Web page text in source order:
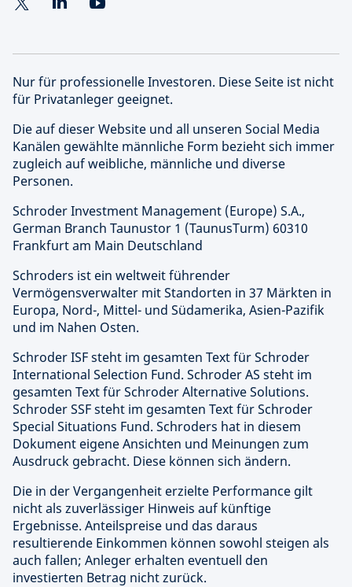
Nur für professionelle Investoren. Diese Seite ist nicht
für Privatanleger geeignet.
Die auf dieser Website und all unseren Social Media
Kanälen gewählte männliche Form bezieht sich immer
zugleich auf weibliche, männliche und diverse
Personen.
Schroder Investment Management (Europe) S.A.,
German Branch Taunustor 1 (TaunusTurm) 60310
Frankfurt am Main Deutschland
Schroders ist ein weltweit führender
Vermögensverwalter mit Standorten in 37 Märkten in
Europa, Nord-, Mittel- und Südamerika, Asien-Pazifik
und im Nahen Osten.
Schroder ISF steht im gesamten Text für Schroder
International Selection Fund. Schroder AS steht im
gesamten Text für Schroder Alternative Solutions.
Schroder SSF steht im gesamten Text für Schroder
Special Situations Fund. Schroders hat in diesem
Dokument eigene Ansichten und Meinungen zum
Ausdruck gebracht. Diese können sich ändern.
Die in der Vergangenheit erzielte Performance gilt
nicht als zuverlässiger Hinweis auf künftige
Ergebnisse. Anteilspreise und das daraus
resultierende Einkommen können sowohl steigen als
auch fallen; Anleger erhalten eventuell den
investierten Betrag nicht zurück.